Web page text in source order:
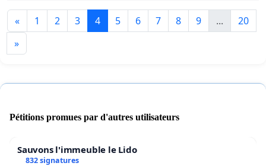
« 1 2 3 4 5 6 7 8 9 ...
20
»
Pétitions promues par d'autres utilisateurs
Sauvons l'immeuble le Lido
832 signatures